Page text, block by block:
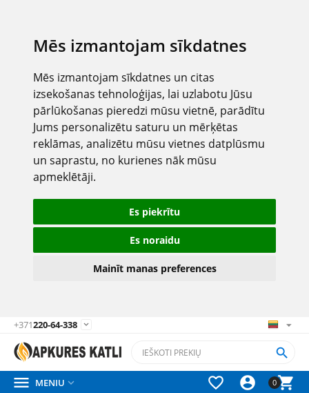
Mēs izmantojam sīkdatnes
Mēs izmantojam sīkdatnes un citas
izsekošanas tehnoloģijas, lai uzlabotu Jūsu
pārlūkošanas pieredzi mūsu vietnē, parādītu
Jums personalizētu saturu un mērķētas
reklāmas, analizētu mūsu vietnes datplūsmu
un saprastu, no kurienes nāk mūsu
apmeklētāji.
Es piekrītu
Es noraidu
Mainīt manas preferences
+371220-64-338 
0



 MENIU 